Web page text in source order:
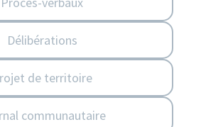
Projet de territoire
communautaire
annuels déchets